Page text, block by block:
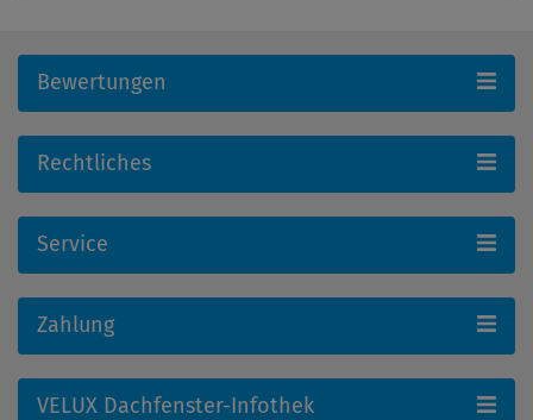
Bewertungen
Rechtliches
Service
Zahlung
VELUX Dachfenster-Infothek